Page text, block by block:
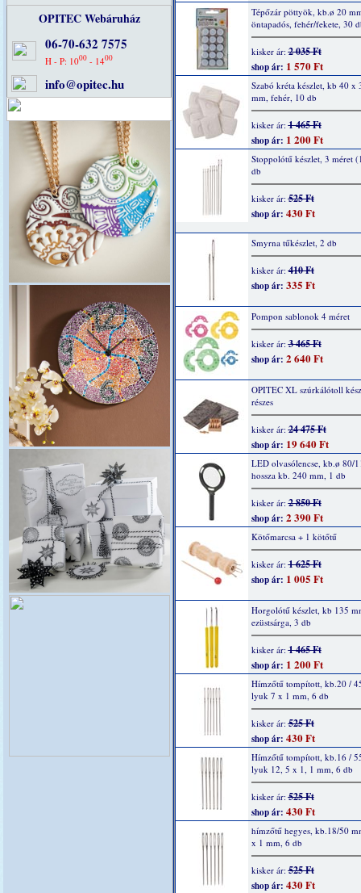
OPITEC Webáruház
06-70-632 7575
H - P: 1000 - 1400
info@opitec.hu
Tépőzár pöttyök, kb.ø 20
öntapadós, fehér/fekete, 30
kisker ár:2 035 Ft
shop ár: 1 570 Ft
Szabó kréta készlet, kb 40 x
mm, fehér, 10 db
kisker ár:1 465 Ft
shop ár: 1 200 Ft
Stoppolótű készlet, 3 méret
db
kisker ár:525 Ft
shop ár: 430 Ft
Smyrna tűkészlet, 2 db
kisker ár:410 Ft
shop ár: 335 Ft
Pompon sablonok 4 méret
kisker ár:3 465 Ft
shop ár: 2 640 Ft
OPITEC XL szúrkálótoll
részes
kisker ár:24 475 Ft
shop ár: 19 640 Ft
LED olvasólencse, kb.ø 80/
hossza kb. 240 mm, 1 db
kisker ár:2 850 Ft
shop ár: 2 390 Ft
Kötőmarcsa + 1 kötőtű
kisker ár:1 625 Ft
shop ár: 1 005 Ft
Horgolótű készlet, kb 135
ezüstsárga, 3 db
kisker ár:1 465 Ft
shop ár: 1 200 Ft
Hímzőtű tompított, kb.20 /
lyuk 7 x 1 mm, 6 db
kisker ár:525 Ft
shop ár: 430 Ft
Hímzőtű tompított, kb.16 /
lyuk 12, 5 x 1, 1 mm, 6 db
kisker ár:525 Ft
shop ár: 430 Ft
hímzőtű hegyes, kb.18/50
x 1 mm, 6 db
kisker ár:525 Ft
shop ár: 430 Ft